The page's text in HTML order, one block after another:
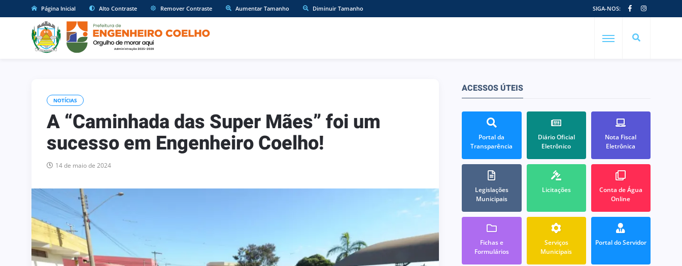
Página Inicial Alto Contraste Remover Contraste Aumentar Tamanho Diminuir Tamanho SIGA-NOS:
NOTÍCIAS
A “Caminhada das Super Mães” foi um
sucesso em Engenheiro Coelho!
14 de maio de 2024
ACESSOS ÚTEIS
Portal da
Transparência
Diário Oficial
Eletrônico
Nota Fiscal
Eletrônica
Legislações
Municipais
Licitações
Conta de Água
Online
Fichas e
Formulários
Serviços
Municipais
Portal do Servidor